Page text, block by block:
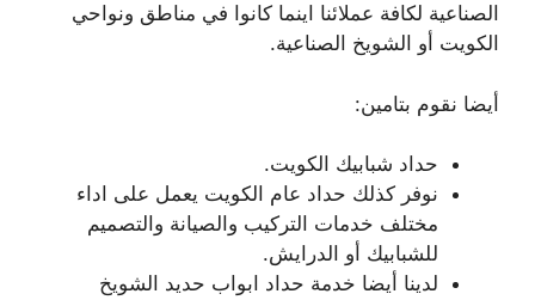
الصناعية لكافة عملائنا اينما كانوا في مناطق ونواحي
الكويت أو الشويخ الصناعية.
أيضا نقوم بتامين:
حداد شبابيك الكويت.
نوفر كذلك حداد عام الكويت يعمل على اداء
مختلف خدمات التركيب والصيانة والتصميم
للشبابيك أو الدرايش.
لدينا أيضا خدمة حداد ابواب حديد الشويخ